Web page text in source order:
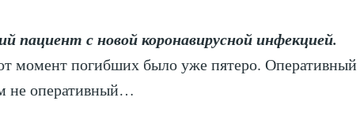
пациент с новой коронавирусной инфекцией.
момент погибших было уже пятеро. Оперативный
не оперативный…